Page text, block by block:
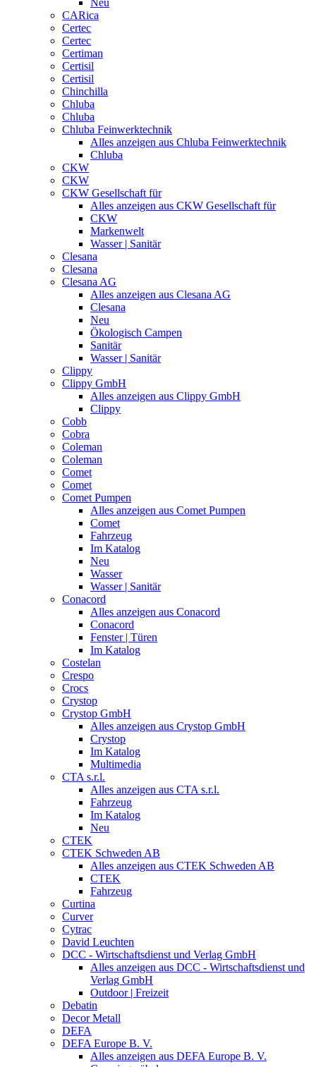
Neu
CARica
Certec
Certec
Certiman
Certisil
Certisil
Chinchilla
Chluba
Chluba
Chluba Feinwerktechnik
Alles anzeigen aus Chluba Feinwerktechnik
Chluba
CKW
CKW
CKW Gesellschaft für
Alles anzeigen aus CKW Gesellschaft für
CKW
Markenwelt
Wasser | Sanitär
Clesana
Clesana
Clesana AG
Alles anzeigen aus Clesana AG
Clesana
Neu
Ökologisch Campen
Sanitär
Wasser | Sanitär
Clippy
Clippy GmbH
Alles anzeigen aus Clippy GmbH
Clippy
Cobb
Cobra
Coleman
Coleman
Comet
Comet
Comet Pumpen
Alles anzeigen aus Comet Pumpen
Comet
Fahrzeug
Im Katalog
Neu
Wasser
Wasser | Sanitär
Conacord
Alles anzeigen aus Conacord
Conacord
Fenster | Türen
Im Katalog
Costelan
Crespo
Crocs
Crystop
Crystop GmbH
Alles anzeigen aus Crystop GmbH
Crystop
Im Katalog
Multimedia
CTA s.r.l.
Alles anzeigen aus CTA s.r.l.
Fahrzeug
Im Katalog
Neu
CTEK
CTEK Schweden AB
Alles anzeigen aus CTEK Schweden AB
CTEK
Fahrzeug
Curtina
Curver
Cytrac
David Leuchten
DCC - Wirtschaftsdienst und Verlag GmbH
Alles anzeigen aus DCC - Wirtschaftsdienst und
Verlag GmbH
Outdoor | Freizeit
Debatin
Decor Metall
DEFA
DEFA Europe B. V.
Alles anzeigen aus DEFA Europe B. V.